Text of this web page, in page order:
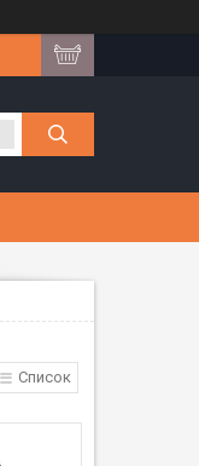
Список